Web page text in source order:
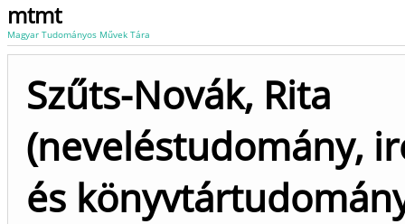
mtmt
Magyar Tudományos Művek Tára
Szűts-Novák, Rita
(neveléstudomány,
és